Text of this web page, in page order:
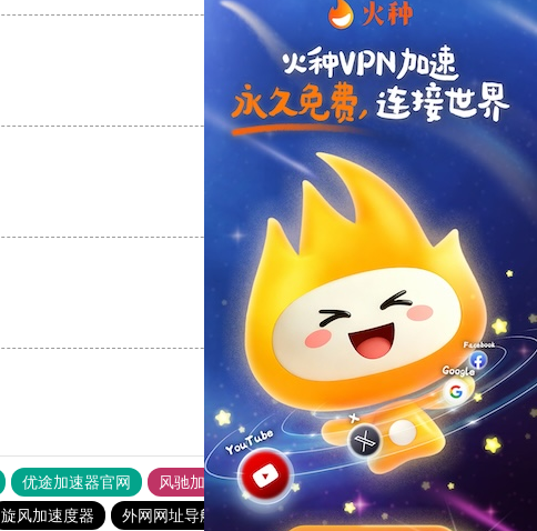
支持 [0] 反对[0]
支持[0] 反对
支持[0] 反对[0]
优途加速器官网 风驰加速器
旋风加速器
旋风加速度器 外网网址导航 软件中心 雷霆加速 狂飙加速器